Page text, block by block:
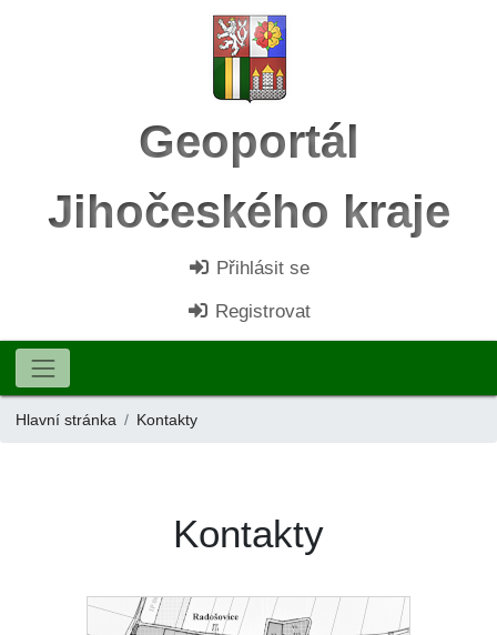
Geoportál
Jihočeského kraje
Přihlásit se
Registrovat
Hlavní stránka Kontakty
Kontakty